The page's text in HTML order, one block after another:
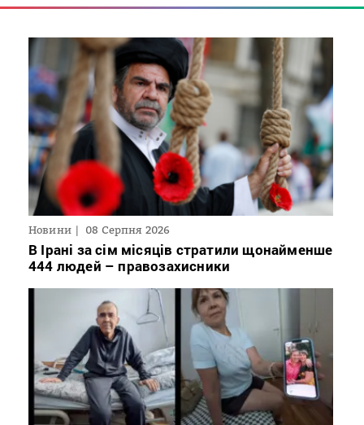
Новини 08 Серпня 2026
В Ірані за сім місяців стратили щонайменше
444 людей – правозахисники